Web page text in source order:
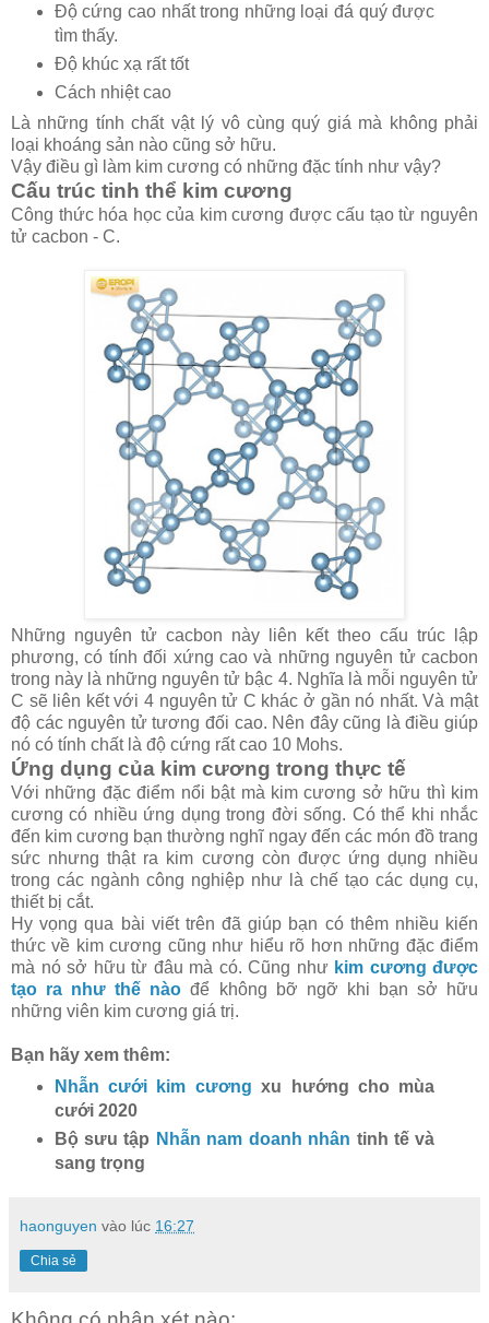
Độ cứng cao nhất trong những loại đá quý được
tìm thấy.
Độ khúc xạ rất tốt
Cách nhiệt cao
Là những tính chất vật lý vô cùng quý giá mà không phải
loại khoáng sản nào cũng sở hữu.
Vậy điều gì làm kim cương có những đặc tính như vậy?
Cấu trúc tinh thể kim cương
Công thức hóa học của kim cương được cấu tạo từ nguyên
tử cacbon - C.
Những nguyên tử cacbon này liên kết theo cấu trúc lập
phương, có tính đối xứng cao và những nguyên tử cacbon
trong này là những nguyên tử bậc 4. Nghĩa là mỗi nguyên tử
C sẽ liên kết với 4 nguyên tử C khác ở gần nó nhất. Và mật
độ các nguyên tử tương đối cao. Nên đây cũng là điều giúp
nó có tính chất là độ cứng rất cao 10 Mohs.
Ứng dụng của kim cương trong thực tế
Với những đặc điểm nổi bật mà kim cương sở hữu thì kim
cương có nhiều ứng dụng trong đời sống. Có thể khi nhắc
đến kim cương bạn thường nghĩ ngay đến các món đồ trang
sức nhưng thật ra kim cương còn được ứng dụng nhiều
trong các ngành công nghiệp như là chế tạo các dụng cụ,
thiết bị cắt.
Hy vọng qua bài viết trên đã giúp bạn có thêm nhiều kiến
thức về kim cương cũng như hiểu rõ hơn những đặc điểm
mà nó sở hữu từ đâu mà có. Cũng như kim cương được
tạo ra như thế nào để không bỡ ngỡ khi bạn sở hữu
những viên kim cương giá trị.
Bạn hãy xem thêm:
Nhẫn cưới kim cương xu hướng cho mùa
cưới 2020
Bộ sưu tập Nhẫn nam doanh nhân tinh tế và
sang trọng
haonguyen vào lúc 16:27
Chia sẻ